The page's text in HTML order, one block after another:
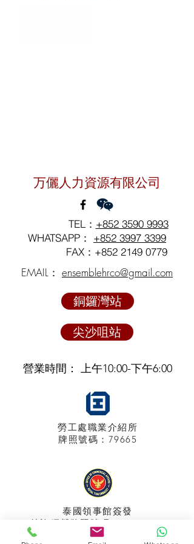
万儷人力資源有限公司
TEL： +852 3590 9993
WHATSAPP： +852 3997 3399
FAX：+852 2149 0779
EMAIL： ensemblehrco@gmail.com
銅鑼灣站
尖沙咀站
營業時間： 上午10:00-下午6:00
勞工處職業介紹所
牌照號碼：79665
泰國領事館簽發
特許經營牌照號碼：048/2025